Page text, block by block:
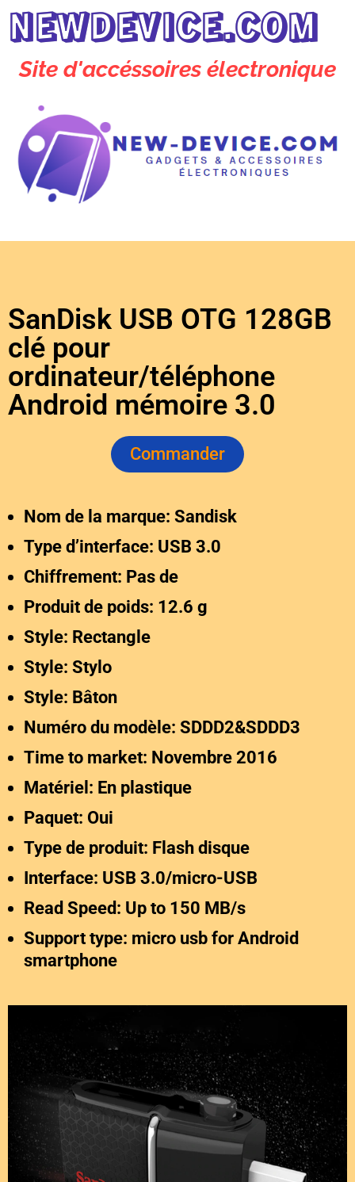
NEWDEVICE.COM
Site d'accéssoires électronique
SanDisk USB OTG 128GB
clé pour
ordinateur/téléphone
Android mémoire 3.0
Commander
Nom de la marque: Sandisk
Type d’interface: USB 3.0
Chiffrement: Pas de
Produit de poids: 12.6 g
Style: Rectangle
Style: Stylo
Style: Bâton
Numéro du modèle: SDDD2&SDDD3
Time to market: Novembre 2016
Matériel: En plastique
Paquet: Oui
Type de produit: Flash disque
Interface: USB 3.0/micro-USB
Read Speed: Up to 150 MB/s
Support type: micro usb for Android
smartphone